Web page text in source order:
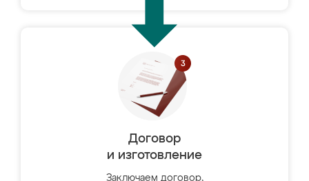
Договор
и изготовление
Заключаем договор,